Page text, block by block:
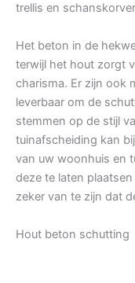
trellis en
Het beton in de
terwijl het hout zorgt
charisma. Er zijn ook
leverbaar om de
stemmen op de stijl
tuinafscheiding kan
van uw woonhuis en
deze te laten
zeker van te zijn dat
Hout beton schutting